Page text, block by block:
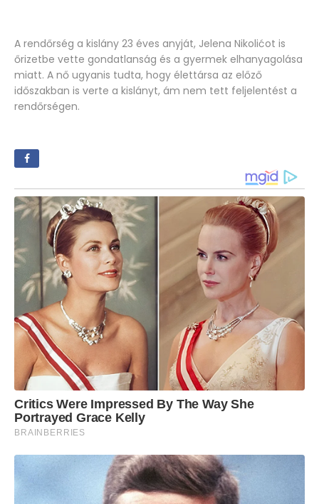
A rendőrség a kislány 23 éves anyját, Jelena Nikolićot is
őrizetbe vette gondatlanság és a gyermek elhanyagolása
miatt. A nő ugyanis tudta, hogy élettársa az előző
időszakban is verte a kislányt, ám nem tett feljelentést a
rendőrségen.